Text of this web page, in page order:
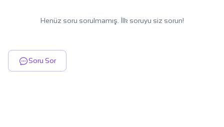
Henüz soru sorulmamış. İlk soruyu siz sorun!
Soru Sor